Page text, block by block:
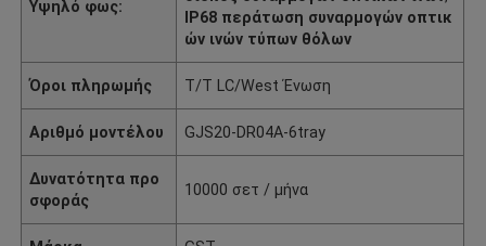
Υψηλό φως:
IP68 περάτωση συναρμογών οπτικ
ών ινών τύπων θόλων
Όροι πληρωμής T/T LC/West Ένωση
Αριθμό μοντέλου GJS20-DR04A-6tray
Δυνατότητα προ
σφοράς
10000 σετ / μήνα